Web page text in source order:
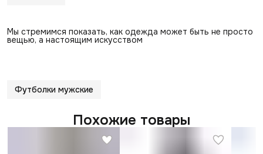
Мы стремимся показать, как одежда может быть не просто
вещью, а настоящим искусством
Футболки мужские
Похожие товары